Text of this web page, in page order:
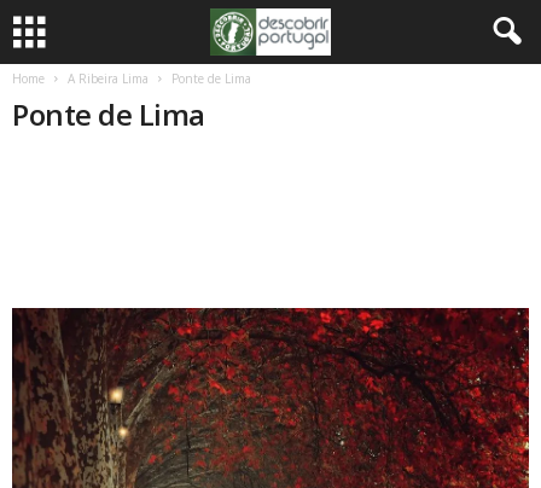
Home A Ribeira Lima Ponte de Lima
Ponte de Lima